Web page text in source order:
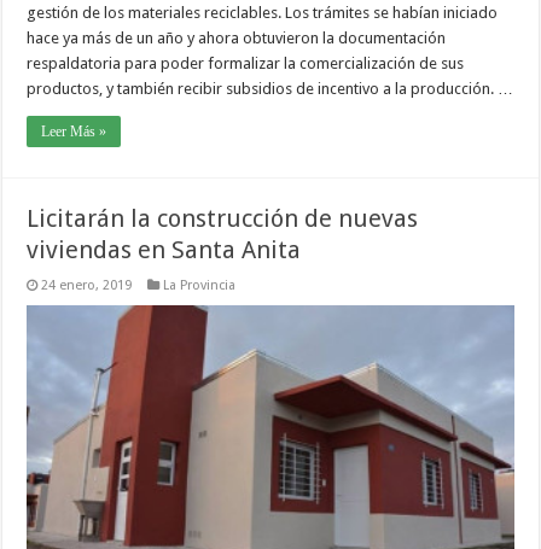
gestión de los materiales reciclables. Los trámites se habían iniciado
hace ya más de un año y ahora obtuvieron la documentación
respaldatoria para poder formalizar la comercialización de sus
productos, y también recibir subsidios de incentivo a la producción. …
Leer Más »
Licitarán la construcción de nuevas
viviendas en Santa Anita
24 enero, 2019 La Provincia